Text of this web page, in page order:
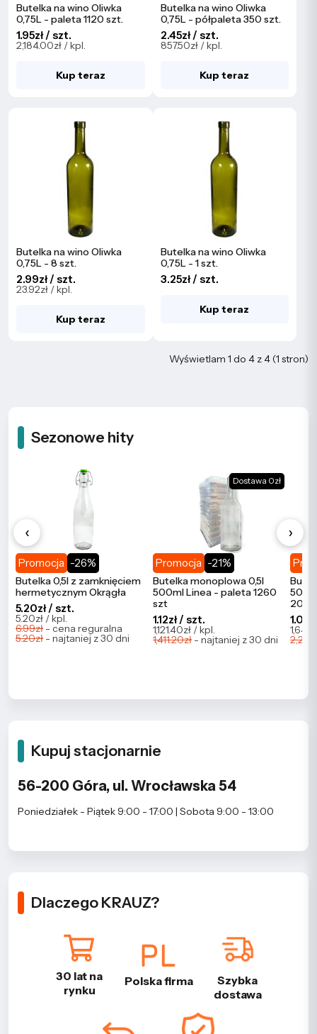
Butelka na wino Oliwka
0,75L - paleta 1120 szt.
1.95zł / szt.
2,184.00zł / kpl.
Kup teraz
Butelka na wino Oliwka
0,75L - półpaleta 350 szt.
2.45zł / szt.
857.50zł / kpl.
Kup teraz
Butelka na wino Oliwka
0,75L - 8 szt.
2.99zł / szt.
23.92zł / kpl.
Kup teraz
Butelka na wino Oliwka
0,75L - 1 szt.
3.25zł / szt.
Kup teraz
Wyświetlam 1 do 4 z 4 (1 stron)
Sezonowe hity
‹
Promocja -26%
Butelka 0,5l z zamknięciem
hermetycznym Okrągła
5.20zł / szt.
5.20zł / kpl.
6.99zł - cena reguralna
5.20zł - najtaniej z 30 dni
Dostawa 0zł
Promocja -21%
Butelka monoplowa 0,5l
500ml Linea - paleta 1260
szt
1.12zł / szt.
1,121.40zł / kpl.
1,411.20zł - najtaniej z 30 dni
›
Kupuj stacjonarnie
56-200 Góra, ul. Wrocławska 54
Poniedziałek - Piątek 9:00 - 17:00 | Sobota 9:00 - 13:00
Dlaczego KRAUZ?
30 lat na
rynku
Polska firma
Szybka
dostawa